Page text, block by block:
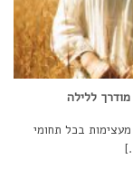
מודרך הכולל 100 הצהרות מעצימות בכל תחומי